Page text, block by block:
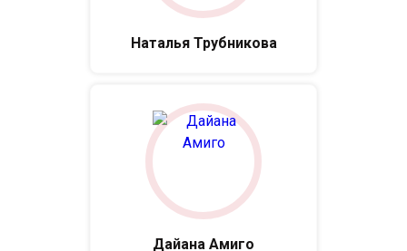
Наталья Трубникова
Дайана Амиго